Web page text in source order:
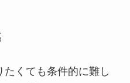
くても条件的に難し